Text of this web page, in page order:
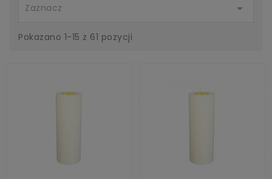
Zaznacz 
Pokazano 1-15 z 61 pozycji